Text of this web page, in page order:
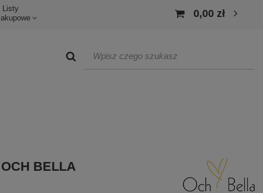
Listy
0,00 zł
BELLA